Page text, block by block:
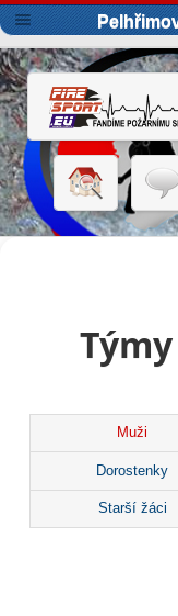
Muži
Dorostenky
Starší žáci